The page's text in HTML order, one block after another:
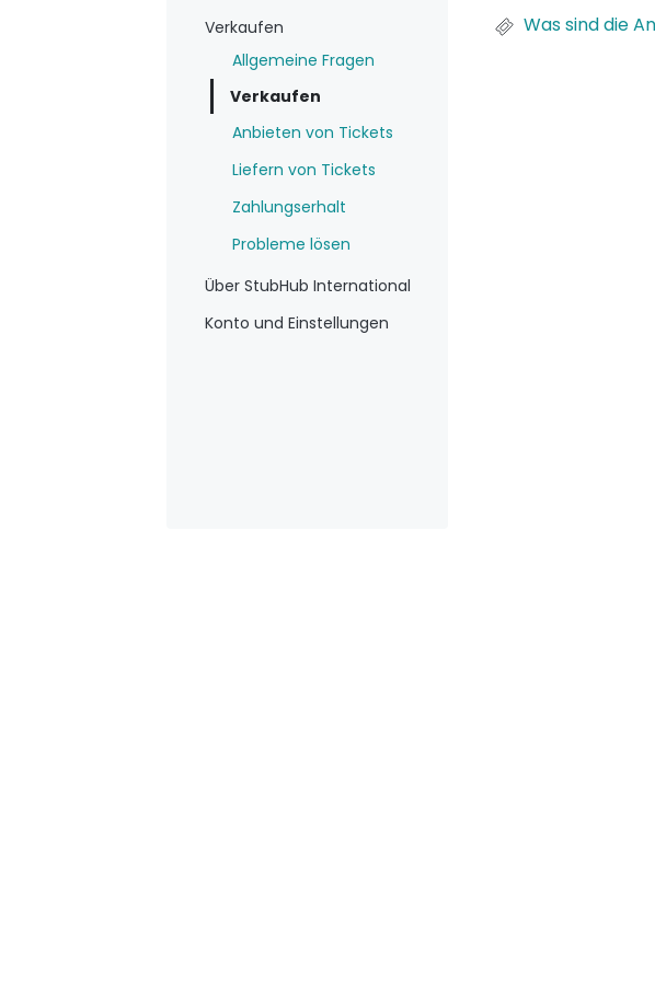
Verkaufen
Allgemeine Fragen
Verkaufen
Anbieten von Tickets
Liefern von Tickets
Zahlungserhalt
Probleme lösen
Über StubHub International
Konto und Einstellungen
Was sind die